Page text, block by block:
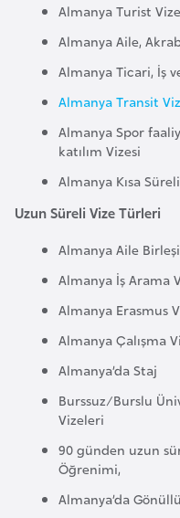
Almanya Turist
Almanya Aile,
Almanya Ticari, İş
Almanya Transit
Almanya Spor
katılım Vizesi
Almanya Kısa
Uzun Süreli Vize Türleri
Almanya Aile
Almanya İş Arama
Almanya Erasmus
Almanya Çalışma
Almanya’da Staj
Burssuz/Burslu
Vizeleri
90 günden uzun
Öğrenimi,
Almanya’da
u